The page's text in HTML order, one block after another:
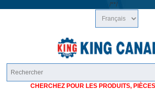
/**/
CHERCHEZ POUR LES PRODUITS,